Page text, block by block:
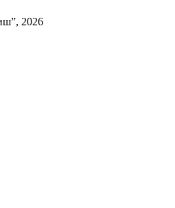
(Витлуф)
2026